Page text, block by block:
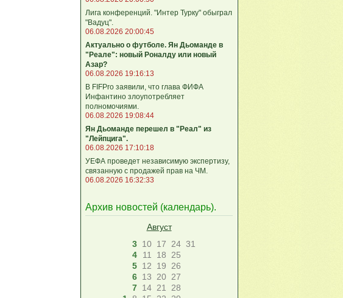
Лига конференций. "Интер Турку" обыграл
"Вадуц".
06.08.2026 20:00:45
Актуально о футболе. Ян Дьоманде в
"Реале": новый Роналду или новый
Азар?
06.08.2026 19:16:13
В FIFPro заявили, что глава ФИФА
Инфантино злоупотребляет
полномочиями.
06.08.2026 19:08:44
Ян Дьоманде перешел в "Реал" из
"Лейпцига".
06.08.2026 17:10:18
УЕФА проведет независимую экспертизу,
связанную с продажей прав на ЧМ.
06.08.2026 16:32:33
Архив новостей (календарь).
Август
3 10 17 24 31
4
11 18
25
5 12 19
26
6 13 20 27
7 14 21
28